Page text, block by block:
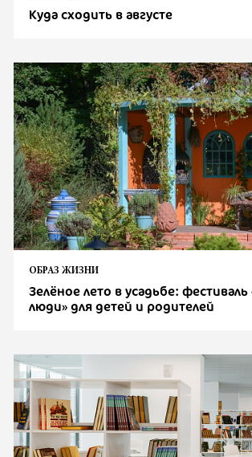
Куда сходить в августе
ОБРАЗ ЖИЗНИ
Зелёное лето в усадьбе:
люди» для детей и родителей